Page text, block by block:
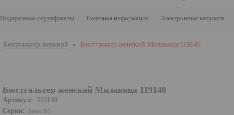
Подарочные сертификаты Полезная информация Электронные каталоги
Бюстгальтер женский Бюстгальтер женский Милавица 119140
Бюстгальтер женский Милавица 119140
Артикул:
119140
Серия: basic b1